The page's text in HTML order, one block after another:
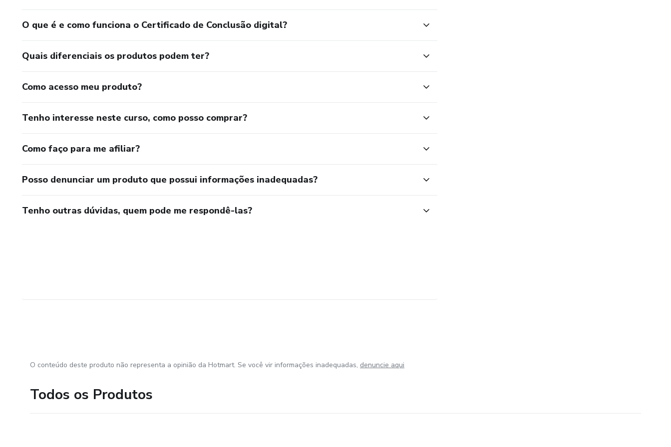
O que é e como funciona o Certificado de Conclusão digital?
Quais diferenciais os produtos podem ter?
Como acesso meu produto?
Tenho interesse neste curso, como posso comprar?
Como faço para me afiliar?
Posso denunciar um produto que possui informações inadequadas?
Tenho outras dúvidas, quem pode me respondê-las?
O conteúdo deste produto não representa a opinião da Hotmart. Se você vir informações inadequadas, denuncie aqui
Todos os Produtos